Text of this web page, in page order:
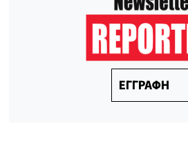
ΕΓΓΡΑΦΗ